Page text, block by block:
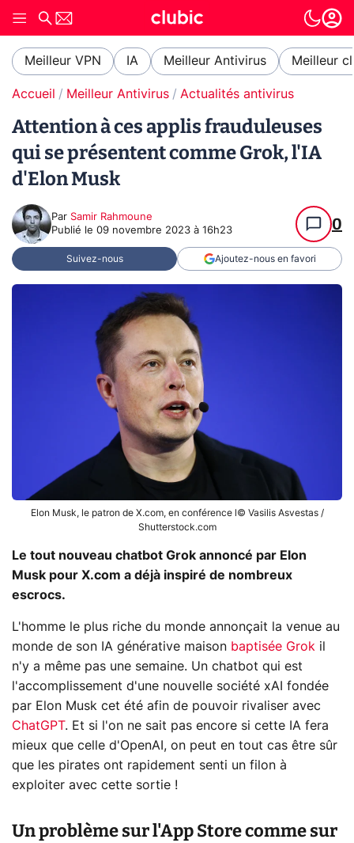
Meilleur VPN IA Meilleur Antivirus Meilleur
Accueil Meilleur Antivirus Actualités antivirus
Attention à ces applis frauduleuses
qui se présentent comme Grok, l'IA
d'Elon Musk
Par Samir Rahmoune
Publié le 09 novembre 2023 à 16h23 0
Suivez-nous Ajoutez-nous en favori
Elon Musk, le patron de X.com, en conférence l© Vasilis Asvestas /
Shutterstock.com
Le tout nouveau chatbot Grok annoncé par Elon
Musk pour X.com a déjà inspiré de nombreux
escrocs.
L'homme le plus riche du monde annonçait la venue au
monde de son IA générative maison baptisée Grok il
n'y a même pas une semaine. Un chatbot qui est
l'accomplissement d'une nouvelle société xAI fondée
par Elon Musk cet été afin de pouvoir rivaliser avec
ChatGPT. Et si l'on ne sait pas encore si cette IA fera
mieux que celle d'OpenAI, on peut en tout cas être sûr
que les pirates ont rapidement senti un filon à
exploiter avec cette sortie !
Un problème sur l'App Store comme sur